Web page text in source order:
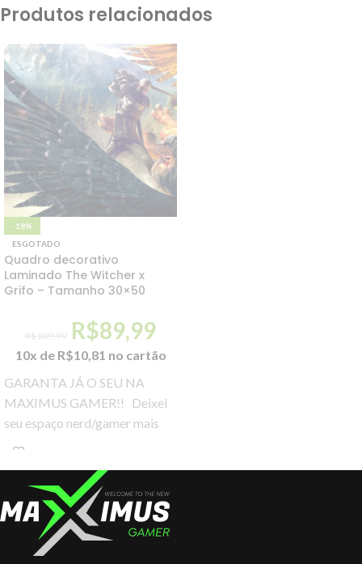
quarto ou
Produtos relacionados
-18%
ESGOTADO
Quadro decorativo
Laminado The Witcher x
Grifo – Tamanho 30×50
R$109,99 R$89,99
10x de R$10,81 no cartão
GARANTA JÁ O SEU NA
MAXIMUS GAMER!! Deixei
seu espaço nerd/gamer mais
decorado e imersivo. Seja